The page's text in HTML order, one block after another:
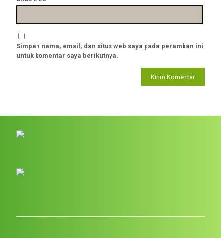
Simpan nama, email, dan situs web saya pada peramban ini
untuk komentar saya berikutnya.